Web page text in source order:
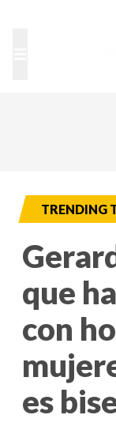
TRENDING
que
con
es